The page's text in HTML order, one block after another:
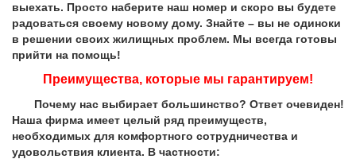
выехать. Просто наберите наш номер и скоро вы будете
радоваться своему новому дому. Знайте – вы не одиноки
в решении своих жилищных проблем. Мы всегда готовы
прийти на помощь!
Преимущества, которые мы гарантируем!
Почему нас выбирает большинство? Ответ очевиден!
Наша фирма имеет целый ряд преимуществ,
необходимых для комфортного сотрудничества и
удовольствия клиента. В частности: